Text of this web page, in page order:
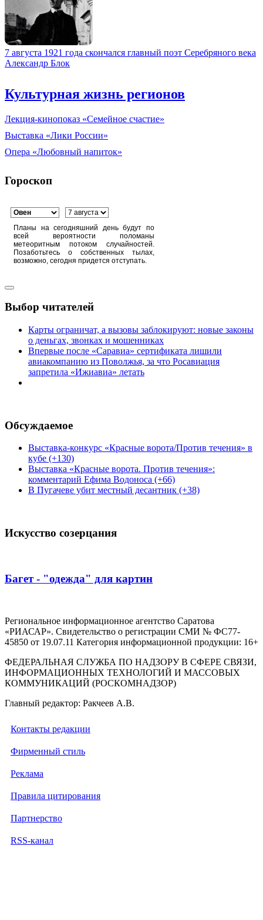
7 августа 1921 года скончался главный поэт Серебряного века
Александр Блок
Культурная жизнь регионов
Лекция-кинопоказ «Семейное счастие»
Выставка «Лики России»
Опера «Любовный напиток»
Гороскоп
Планы на сегодняшний день будут по
всей вероятности поломаны
метеоритным потоком случайностей.
Позаботьтесь о собственных тылах,
возможно, сегодня придется отступать.
Выбор читателей
Карты ограничат, а вызовы заблокируют: новые законы
о деньгах, звонках и мошенниках
Впервые после «Саравиа» сертификата лишили
авиакомпанию из Поволжья, за что Росавиация
запретила «Ижиавиа» летать
Обсуждаемое
Выставка-конкурс «Красные ворота/Против течения» в
кубе (+130)
Выставка «Красные ворота. Против течения»:
комментарий Ефима Водоноса (+66)
В Пугачеве убит местный десантник (+38)
Искусство созерцания
Багет - "одежда" для картин
Региональное информационное агентство Саратова
«РИАСАР». Свидетельство о регистрации СМИ № ФС77-
45850 от 19.07.11 Категория информационной продукции: 16+
ФЕДЕРАЛЬНАЯ СЛУЖБА ПО НАДЗОРУ В СФЕРЕ СВЯЗИ,
ИНФОРМАЦИОННЫХ ТЕХНОЛОГИЙ И МАССОВЫХ
КОММУНИКАЦИЙ (РОСКОМНАДЗОР)
Главный редактор: Ракчеев А.В.
Контакты редакции
Фирменный стиль
Реклама
Правила цитирования
Партнерство
RSS-канал